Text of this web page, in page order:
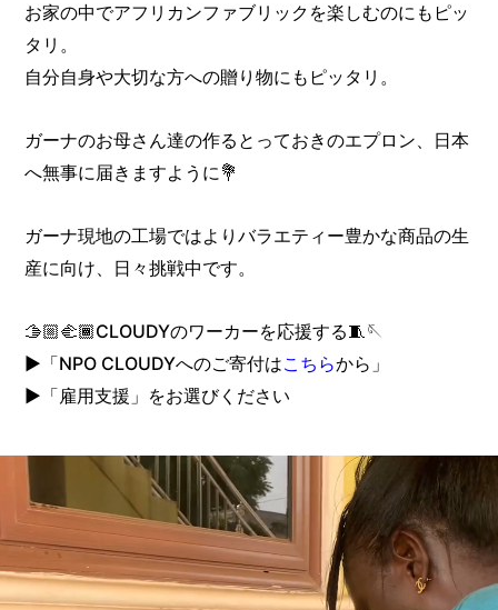
お家の中でアフリカンファブリックを楽しむのにもピッ
タリ。
自分自身や大切な方への贈り物にもピッタリ。
ガーナのお母さん達の作るとっておきのエプロン、日本
へ無事に届きますように💐
ガーナ現地の工場ではよりバラエティー豊かな商品の生
産に向け、日々挑戦中です。
🫱🏼‍🫲🏾CLOUDYのワーカーを応援する🧵🪡
▶︎「NPO CLOUDYへのご寄付はこちらから」
▶︎「雇用支援」をお選びください